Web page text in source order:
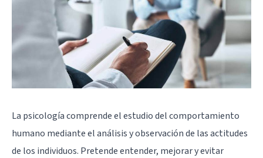
La psicología comprende el estudio del comportamiento
humano mediante el análisis y observación de las actitudes
de los individuos. Pretende entender, mejorar y evitar